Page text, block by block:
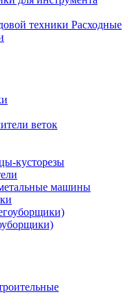
Расходные
веток
кусторезы
машины